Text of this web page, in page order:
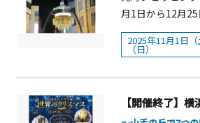
月1日から12月
マスイルミネー
ら2026年3月1日
い、2025年11月
スツリー点灯式
2025年11月1日
（日）